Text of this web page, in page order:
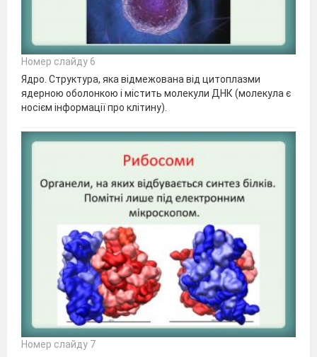
Номер слайду 6
Ядро. Структура, яка відмежована від цитоплазми
ядерною оболонкою і містить молекули ДНК (молекула є
носієм інформації про клітину).
Номер слайду 7